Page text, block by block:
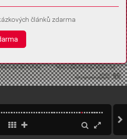
článků zdarma